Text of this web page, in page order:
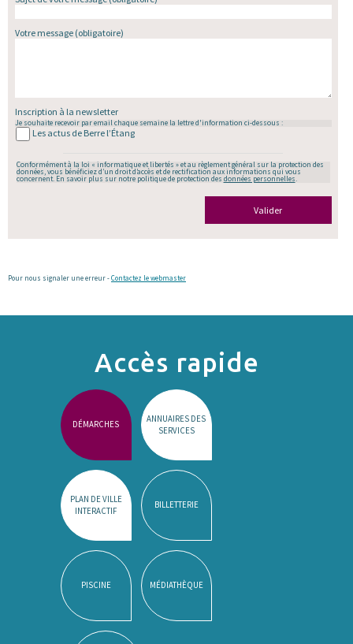
Votre message(obligatoire)
Inscription à la newsletter
Je souhaite recevoir par email chaque semaine la lettre d'information ci-dessous :
Les actus de Berre l’Étang
Conformément à la loi « informatique et libertés » et au règlement général sur la protection des
données, vous bénéficiez d’un droit d’accès et de rectification aux informations qui vous
concernent. En savoir plus sur notre politique de protection des données personnelles.
Valider
Pour nous signaler une erreur -Contactez le webmaster
Accès rapide
DÉMARCHES
ANNUAIRES DES
SERVICES
PLAN DE VILLE
INTERACTIF
BILLETTERIE
PISCINE MÉDIATHÈQUE